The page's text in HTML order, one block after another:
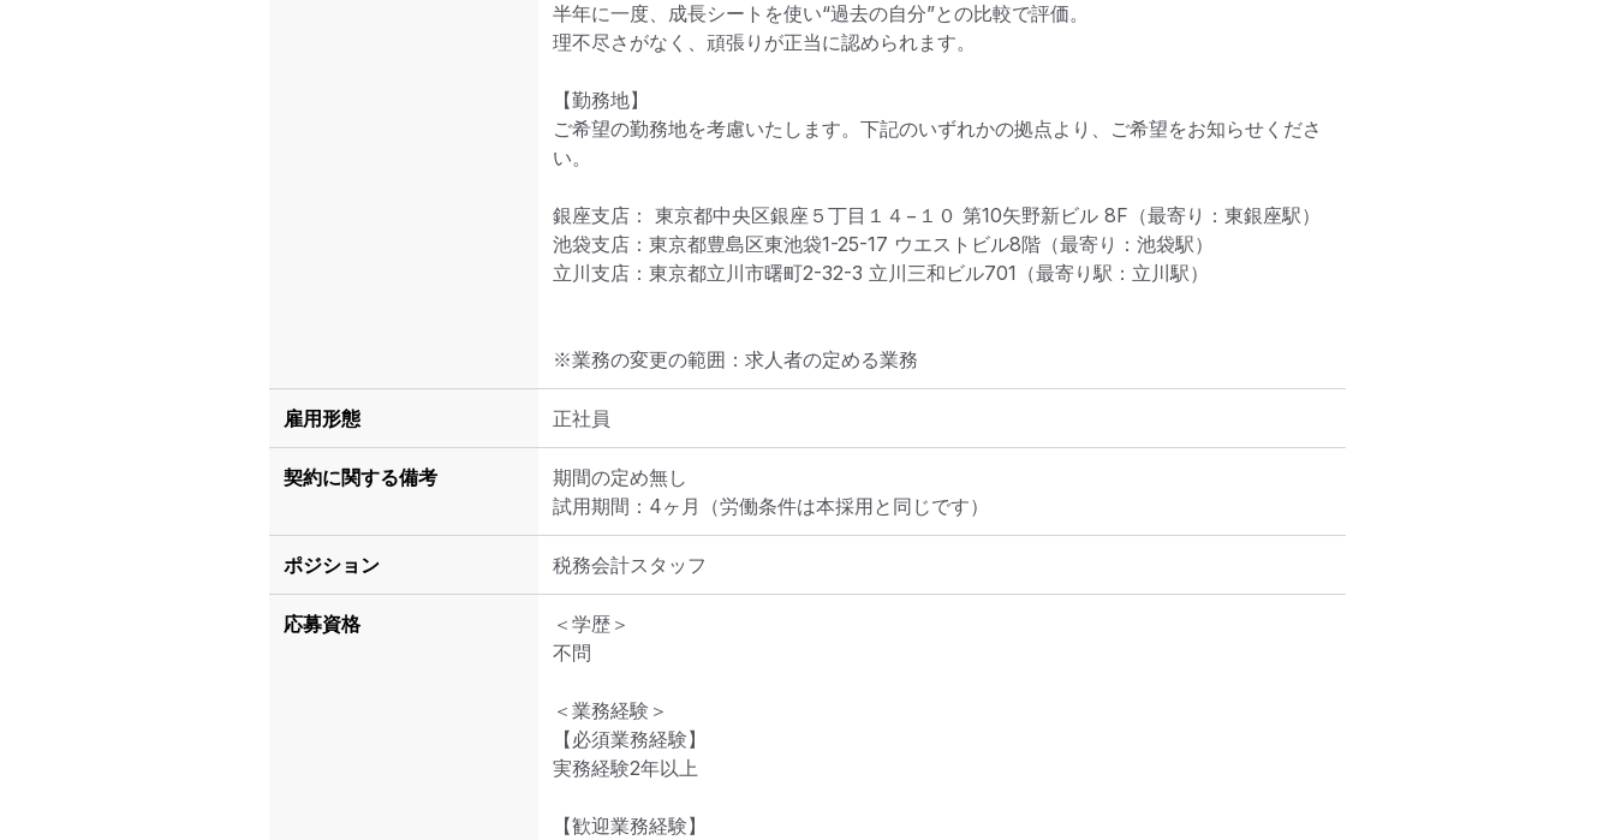
半年に一度、成長シートを使い“過去の自分”との比較で評価。
理不尽さがなく、頑張りが正当に認められます。
【勤務地】
ご希望の勤務地を考慮いたします。下記のいずれかの拠点より、ご希望をお知らせくださ
い。
銀座支店： 東京都中央区銀座５丁目１４−１０ 第10矢野新ビル 8F（最寄り：東銀座駅）
池袋支店：東京都豊島区東池袋1-25-17 ウエストビル8階（最寄り：池袋駅）
立川支店：東京都立川市曙町2-32-3 立川三和ビル701（最寄り駅：立川駅）
※業務の変更の範囲：求人者の定める業務
雇用形態 正社員
契約に関する備考
期間の定め無し
試用期間：4ヶ月（労働条件は本採用と同じです）
ポジション 税務会計スタッフ
応募資格
＜学歴＞
不問
＜業務経験＞
【必須業務経験】
実務経験2年以上
【歓迎業務経験】